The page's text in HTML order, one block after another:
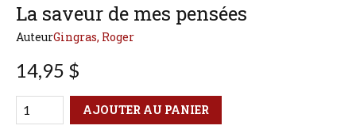
La saveur de mes pensées
AuteurGingras, Roger
14,95 $
Qté
Format AJOUTER AU PANIER